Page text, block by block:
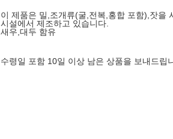
이 제품은 밀,조개류(굴,전복,홍합 포함),잣을
시설에서 제조하고 있습니다.
새우,대두 함유
수령일 포함 10일 이상 남은 상품을 보내드립